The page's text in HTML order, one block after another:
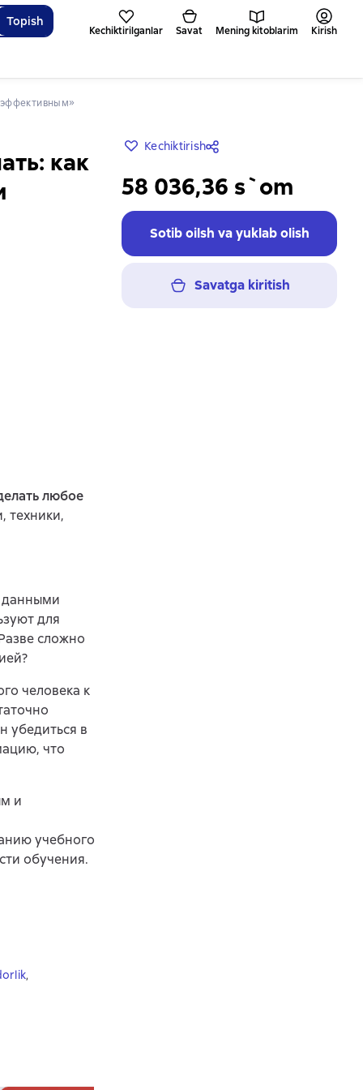
Topish
Kechiktirilganlar Savat Mening kitoblarim Kirish
эффективным»
как
Kechiktirish
58 036,36 s`om
Sotib oilsh va yuklab olish
Savatga kiritish
любое
техники,
данными
для
сложно
человека к
убедиться в
что
и
учебного
обучения.
,